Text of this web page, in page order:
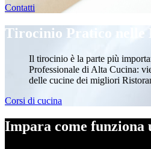
Contatti
Tirocinio Pratico nelle
Il tirocinio è la parte più
Professionale di Alta Cucina:
delle cucine dei migliori
Corsi di cucina
Impara come funziona